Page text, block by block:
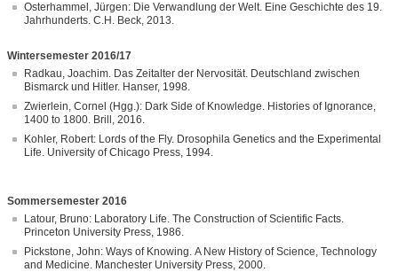
Osterhammel, Jürgen: Die Verwandlung der Welt. Eine Geschichte des 19.
Jahrhunderts. C.H. Beck, 2013.
Wintersemester 2016/17
Radkau, Joachim. Das Zeitalter der Nervosität. Deutschland zwischen
Bismarck und Hitler. Hanser, 1998.
Zwierlein, Cornel (Hgg.): Dark Side of Knowledge. Histories of Ignorance,
1400 to 1800. Brill, 2016.
Kohler, Robert: Lords of the Fly. Drosophila Genetics and the Experimental
Life. University of Chicago Press, 1994.
Sommersemester 2016
Latour, Bruno: Laboratory Life. The Construction of Scientific Facts.
Princeton University Press, 1986.
Pickstone, John: Ways of Knowing. A New History of Science, Technology
and Medicine. Manchester University Press, 2000.